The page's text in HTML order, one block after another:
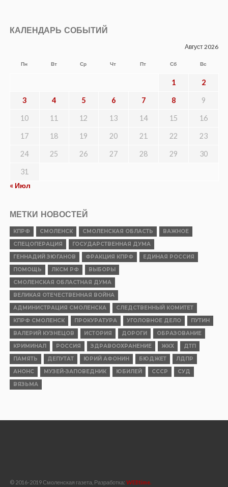
КАЛЕНДАРЬ СОБЫТИЙ
Август 2026
Пн Вт Ср Чт Пт Сб Вс
1 2
3 4 5 6 7 8 9
10 11 12 13 14 15 16
17 18 19 20 21 22 23
24 25 26 27 28 29 30
31
« Июл
МЕТКИ НОВОСТЕЙ
КПРФ СМОЛЕНСК СМОЛЕНСКАЯ ОБЛАСТЬ
ВАЖНОЕ
СПЕЦОПЕРАЦИЯ
ГОСУДАРСТВЕННАЯ ДУМА
ГЕННАДИЙ ЗЮГАНОВ
ФРАКЦИЯ КПРФ
ЕДИНАЯ РОССИЯ
ПОМОЩЬ
ЛКСМ РФ
ВЫБОРЫ
СМОЛЕНСКАЯ ОБЛАСТНАЯ ДУМА
ВЕЛИКАЯ ОТЕЧЕСТВЕННАЯ ВОЙНА
АДМИНИСТРАЦИЯ СМОЛЕНСКА
СЛЕДСТВЕННЫЙ КОМИТЕТ
КПРФ СМОЛЕНСК
ПРОКУРАТУРА УГОЛОВНОЕ ДЕЛО
ПУТИН
ВАЛЕРИЙ КУЗНЕЦОВ
ИСТОРИЯ ДОРОГИ
ОБРАЗОВАНИЕ
КРИМИНАЛ
РОССИЯ ЗДРАВООХРАНЕНИЕ ЖКХ
ДТП
ПАМЯТЬ
ДЕПУТАТ ЮРИЙ АФОНИН БЮДЖЕТ
ЛДПР
АНОНС
МУЗЕЙ-ЗАПОВЕДНИК ЮБИЛЕЙ СССР
СУД
ВЯЗЬМА
© 2016-2019 Смоленская газета, Разработка: WEBtime.